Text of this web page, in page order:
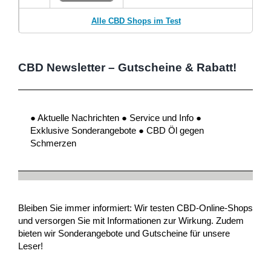
Alle CBD Shops im Test
CBD Newsletter – Gutscheine & Rabatt!
● Aktuelle Nachrichten ● Service und Info ●
Exklusive Sonderangebote ● CBD Öl gegen
Schmerzen
Bleiben Sie immer informiert: Wir testen CBD-Online-Shops
und versorgen Sie mit Informationen zur Wirkung. Zudem
bieten wir Sonderangebote und Gutscheine für unsere
Leser!